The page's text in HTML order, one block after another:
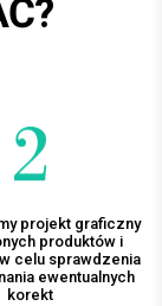
projekt graficzny
produktów i
celu sprawdzenia
ewentualnych
korekt